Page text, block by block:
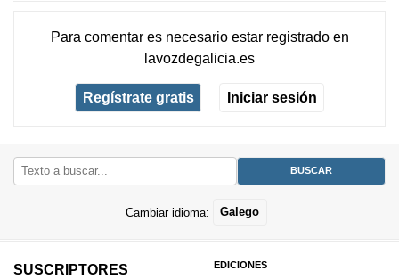
Para comentar es necesario estar registradoen
lavozdegalicia.es
Regístrate gratis Iniciar sesión
Cambiar idioma: Galego
SUSCRIPTORES
EDICIONES